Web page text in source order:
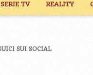
SERIE TV REALITY
SUI SOCIAL